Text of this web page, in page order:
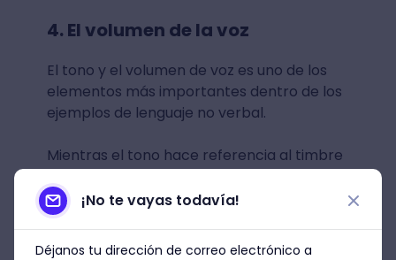
4. El volumen de la voz
El tono y el volumen de voz es uno de los
elementos más importantes dentro de los
ejemplos de lenguaje no verbal.
Mientras el tono hace referencia al timbre
misma. La unión de estos dos permite
encontrar varios significados emocionales
¡No te vayas todavía!
Déjanos tu dirección de correo electrónico a